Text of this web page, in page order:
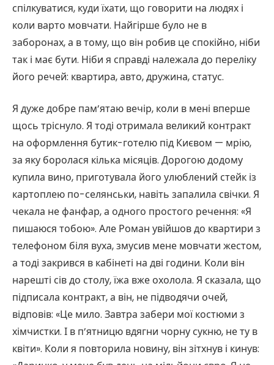
спілкуватися, куди їхати, що говорити на людях і
коли варто мовчати. Найгірше було не в
заборонах, а в тому, що він робив це спокійно, ніби
так і має бути. Ніби я справді належала до переліку
його речей: квартира, авто, дружина, статус.
Я дуже добре пам’ятаю вечір, коли в мені вперше
щось тріснуло. Я тоді отримала великий контракт
на оформлення бутик-готелю під Києвом — мрію,
за яку боролася кілька місяців. Дорогою додому
купила вино, приготувала його улюблений стейк із
картоплею по-селянськи, навіть запалила свічки. Я
чекала не фанфар, а одного простого речення: «Я
пишаюся тобою». Але Роман увійшов до квартири з
телефоном біля вуха, змусив мене мовчати жестом,
а тоді закрився в кабінеті на дві години. Коли він
нарешті сів до столу, їжа вже охолола. Я сказала, що
підписала контракт, а він, не підводячи очей,
відповів: «Це мило. Завтра забери мої костюми з
хімчистки. І в п’ятницю вдягни чорну сукню, не ту в
квіти». Коли я повторила новину, він зітхнув і кинув: